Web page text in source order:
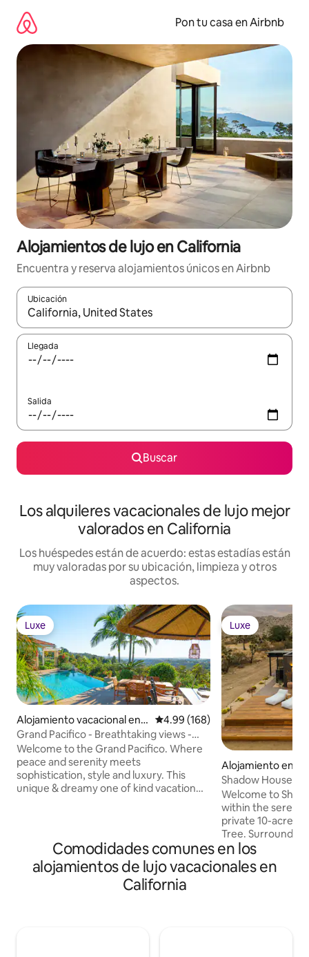
contenido
Pon tu casa en Airbnb
Alojamientos de lujo en California
Encuentra y reserva alojamientos únicos en Airbnb
Ubicación
Cuando los resultados estén disponibles, navega con las
Llegada
Salida
Buscar
Los alquileres vacacionales de lujo mejor
valorados en California
Los huéspedes están de acuerdo: estas estadías están
muy valoradas por su ubicación, limpieza y otros
aspectos.
Luxe
Luxe
Alojamiento vacacional en F
allbrook
Calificación promedio: 4.99 de
4.99 (168)
Grand Pacifico - Breathtaking views -
Infinity Pool
Welcome to the Grand Pacifico. Where
peace and serenity meets
sophistication, style and luxury. This
unique & dreamy one of kind vacation
nearly every room with a cascading
infinity pool vanishing into the sunset.
Our first review stated : "This is the BEST
vacation place we’ve ever stayed at". We
invite you to come and see what the
Luxe
Luxe
Alojamiento en
Shadow House •
10-Acres, Spa
Welcome to
within the serene
private 10-acre
Tree.
views, Shadow
embrace
Enjoy peaceful
Comodidades comunes en los
alojamientos de lujo vacacionales en
California